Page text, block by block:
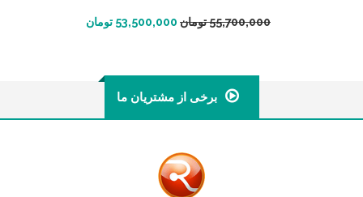
55,700,000تومان 53,500,000 تومان افزودن به سبد خرید
برخی از مشتریان ما